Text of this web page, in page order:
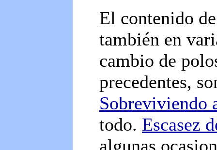
El contenido
también en
cambio de
precedentes,
Sobreviviendo
todo. Escasez
algunas